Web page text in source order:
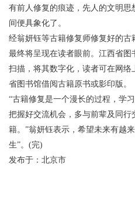
有前人修复的痕迹，先人的文明
间便具象化了。
经翁妍钰等古籍修复师修复好的古
最终将呈现在读者眼前。江西省
扫描，将其数字化，读者可在网
省图书馆借阅古籍原书或影印版。
“古籍修复是一个漫长的过程，学
把握好交流机会，多与前辈及同
籍。”翁妍钰表示，希望未来有越
生”。(完)
发布于：北京市